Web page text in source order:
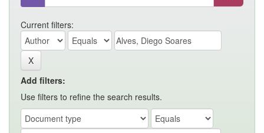
Current filters:
Add filters:
Use filters to refine the search results.